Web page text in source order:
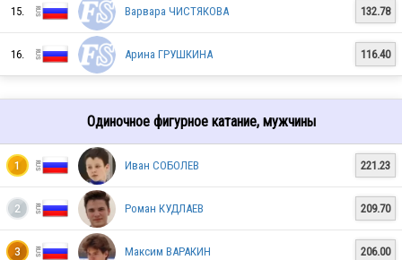
RUS
RUS
RUS
RUS
15. Варвара ЧИСТЯКОВА 132.78
16. Арина ГРУШКИНА 116.40
Одиночное фигурное катание, мужчины
1 Иван СОБОЛЕВ 221.23
2 Роман КУДЛАЕВ 209.70
3 Максим ВАРАКИН 206.00